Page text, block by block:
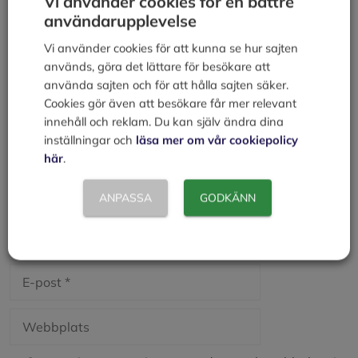
Lämna en kommentar
Kommentar
post
användarupplevelse
Vi använder cookies för att kunna se hur sajten
används, göra det lättare för besökare att
använda sajten och för att hålla sajten säker.
Cookies gör även att besökare får mer relevant
innehåll och reklam. Du kan själv ändra dina
inställningar och läsa mer om vår cookiepolicy
här.
ANPASSA GODKÄNN